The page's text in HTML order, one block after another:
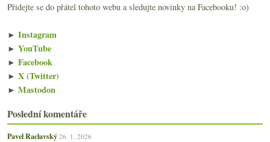
Přidejte se do přátel tohoto webu a sledujte novinky na Facebooku! :o)
► Instagram
► YouTube
► Facebook
► X (Twitter)
► Mastodon
Poslední komentáře
Pavel Raclavský 26. 1. 2026